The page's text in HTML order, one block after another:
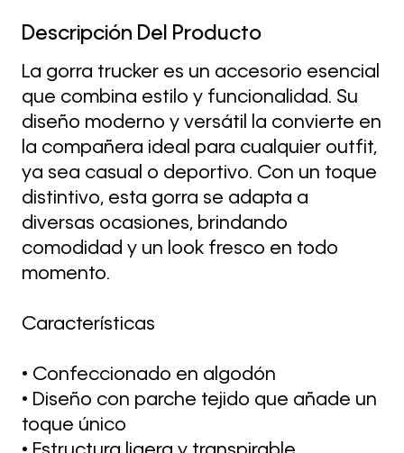
Descripción Del Producto
La gorra trucker es un accesorio esencial
que combina estilo y funcionalidad. Su
diseño moderno y versátil la convierte en
la compañera ideal para cualquier outfit,
ya sea casual o deportivo. Con un toque
distintivo, esta gorra se adapta a
diversas ocasiones, brindando
comodidad y un look fresco en todo
momento.
Características
• Confeccionado en algodón
• Diseño con parche tejido que añade un
toque único